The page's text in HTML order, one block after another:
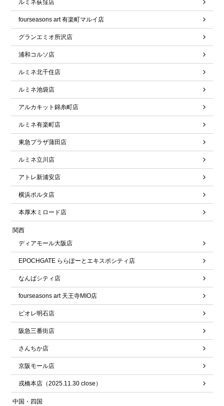
ルミネ荻窪店
fourseasons art 有楽町マルイ店
グランエミオ所沢店
浦和コルソ店
ルミネ北千住店
ルミネ池袋店
アルカキット錦糸町店
ルミネ有楽町店
東急プラザ蒲田店
ルミネ立川店
アトレ新浦安店
横浜ポルタ店
本厚木ミロード店
関西
ディアモール大阪店
EPOCHGATE ららぽーとエキスポシティ店
なんばシティ店
fourseasons art 天王寺MIO店
ピオレ明石店
阪急三番街店
さんちか店
京阪モール店
戎橋本店（2025.11.30 close）
中国・四国